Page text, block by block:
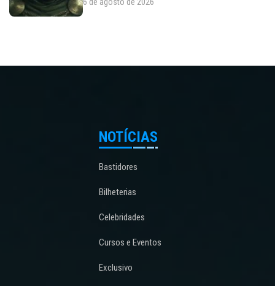
6 de agosto de 2026
NOTÍCIAS
Bastidores
Bilheterias
Celebridades
Cursos e Eventos
Exclusivo